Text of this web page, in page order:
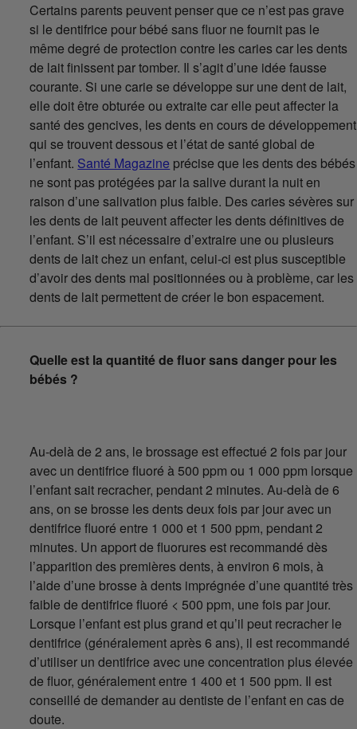
Certains parents peuvent penser que ce n’est pas grave
si le dentifrice pour bébé sans fluor ne fournit pas le
même degré de protection contre les caries car les dents
de lait finissent par tomber. Il s’agit d’une idée fausse
courante. Si une carie se développe sur une dent de lait,
elle doit être obturée ou extraite car elle peut affecter la
santé des gencives, les dents en cours de développement
qui se trouvent dessous et l’état de santé global de
l’enfant. Santé Magazine précise que les dents des bébés
ne sont pas protégées par la salive durant la nuit en
raison d’une salivation plus faible. Des caries sévères sur
les dents de lait peuvent affecter les dents définitives de
l’enfant. S’il est nécessaire d’extraire une ou plusieurs
dents de lait chez un enfant, celui-ci est plus susceptible
d’avoir des dents mal positionnées ou à problème, car les
dents de lait permettent de créer le bon espacement.
Quelle est la quantité de fluor sans danger pour les
bébés ?
Au-delà de 2 ans, le brossage est effectué 2 fois par jour
avec un dentifrice fluoré à 500 ppm ou 1 000 ppm lorsque
l’enfant sait recracher, pendant 2 minutes. Au-delà de 6
ans, on se brosse les dents deux fois par jour avec un
dentifrice fluoré entre 1 000 et 1 500 ppm, pendant 2
minutes. Un apport de fluorures est recommandé dès
l’apparition des premières dents, à environ 6 mois, à
l’aide d’une brosse à dents imprégnée d’une quantité très
faible de dentifrice fluoré < 500 ppm, une fois par jour.
Lorsque l’enfant est plus grand et qu’il peut recracher le
dentifrice (généralement après 6 ans), il est recommandé
d’utiliser un dentifrice avec une concentration plus élevée
de fluor, généralement entre 1 400 et 1 500 ppm. Il est
conseillé de demander au dentiste de l’enfant en cas de
doute.